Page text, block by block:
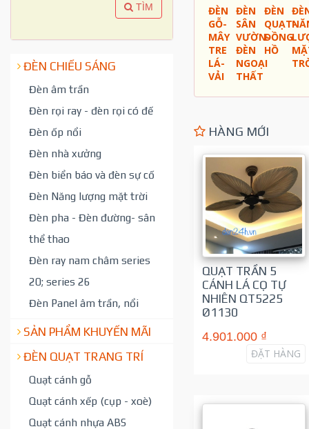
TÌM
ĐÈN CHIẾU SÁNG
Đèn âm trần
Đèn rọi ray - đèn rọi có đế
Đèn ốp nổi
Đèn nhà xưởng
Đèn biển báo và đèn sự cố
Đèn Năng lượng mặt trời
Đèn pha - Đèn đường- sân
thể thao
Đèn ray nam châm series
20; series 26
Đèn Panel âm trần, nổi
SẢN PHẨM KHUYẾN MÃI
ĐÈN QUẠT TRANG TRÍ
Quạt cánh gỗ
Quạt cánh xếp (cụp - xoè)
Quạt cánh nhựa ABS
ĐÈN
GỖ-
MÂY
TRE
LÁ-
VẢI
ĐÈN
SÂN
VƯỜN-
ĐÈN
NGOẠI
THẤT
ĐÈN
QUẠT-
ĐỒNG
HỒ
HÀNG MỚI
QUẠT TRẦN 5
CÁNH LÁ CỌ TỰ
NHIÊN QT5225
Ø1130
4.901.000 ₫
ĐẶT HÀNG